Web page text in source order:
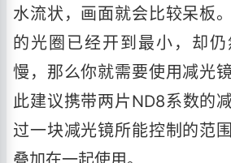
水流状，画面就会比较呆板
的光圈已经开到最小，却
慢，那么你就需要使用减光
此建议携带两片ND8系数的
过一块减光镜所能控制的范